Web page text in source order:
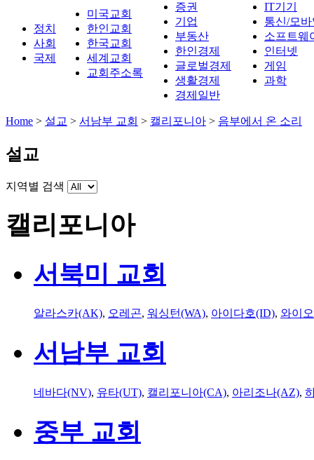
정치
사회
국제
미국교회
한인교회
한국교회
세계교회
교회주소록
증권
기업
부동산
한인경제
글로벌경제
생활경제
경제일반
IT기기
통신/모
소프트웨
인터넷
게임
과학
Home > 설교 > 서남부 교회 > 캘리포니아 > 음부에서 온 소리
설교
지역별 검색
캘리포니아
서북미 교회
알라스카(AK), 오레곤, 워싱턴(WA), 아이다호(ID), 와이
서남부 교회
네바다(NV), 유타(UT), 캘리포니아(CA), 아리조나(AZ),
중부 교회